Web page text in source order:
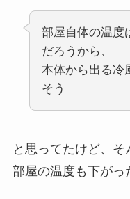
部屋自体の温度
だろうから、
本体から出る冷
そう
と思ってたけど、そ
部屋の温度も下がっ